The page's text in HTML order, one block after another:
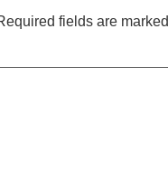
fields are marked